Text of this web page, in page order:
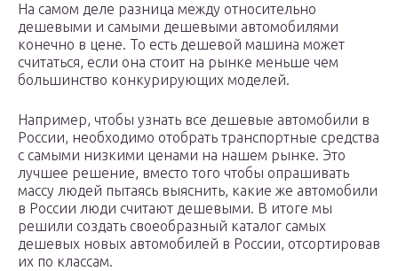
На самом деле разница между относительно
дешевыми и самыми дешевыми автомобилями
конечно в цене. То есть дешевой машина может
считаться, если она стоит на рынке меньше чем
большинство конкурирующих моделей.
Например, чтобы узнать все дешевые автомобили в
России, необходимо отобрать транспортные средства
с самыми низкими ценами на нашем рынке. Это
лучшее решение, вместо того чтобы опрашивать
массу людей пытаясь выяснить, какие же автомобили
в России люди считают дешевыми. В итоге мы
решили создать своеобразный каталог самых
дешевых новых автомобилей в России, отсортировав
их по классам.